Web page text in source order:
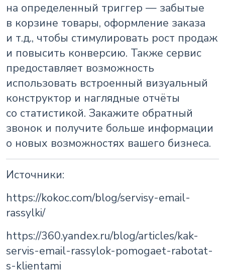
на определенный триггер — забытые
в корзине товары, оформление заказа
и т.д., чтобы стимулировать рост продаж
и повысить конверсию. Также сервис
предоставляет возможность
использовать встроенный визуальный
конструктор и наглядные отчёты
со статистикой. Закажите обратный
звонок и получите больше информации
о новых возможностях вашего бизнеса.
Источники:
https://kokoc.com/blog/servisy-email-
rassylki/
https://360.yandex.ru/blog/articles/kak-
servis-email-rassylok-pomogaet-rabotat-
s-klientami